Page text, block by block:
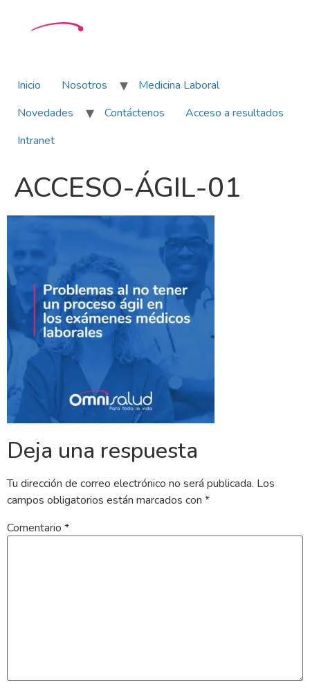
Inicio Nosotros
Medicina Laboral
Novedades
Contáctenos
Acceso a resultados
Intranet
ACCESO-ÁGIL-01
Deja una respuesta
Tu dirección de correo electrónico no será publicada. Los
campos obligatorios están marcados con *
Comentario *